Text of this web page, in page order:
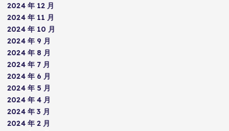
2024 年 12 月
2024 年 11 月
2024 年 10 月
2024 年 9 月
2024 年 8 月
2024 年 7 月
2024 年 6 月
2024 年 5 月
2024 年 4 月
2024 年 3 月
2024 年 2 月